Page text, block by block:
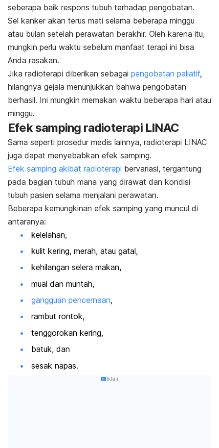
seberapa baik respons tubuh terhadap pengobatan.
Sel kanker akan terus mati selama beberapa minggu
atau bulan setelah perawatan berakhir. Oleh karena itu,
mungkin perlu waktu sebelum manfaat terapi ini bisa
Anda rasakan.
Jika radioterapi diberikan sebagai pengobatan paliatif,
hilangnya gejala menunjukkan bahwa pengobatan
berhasil. Ini mungkin memakan waktu beberapa hari atau
minggu.
Efek samping radioterapi LINAC
Sama seperti prosedur medis lainnya, radioterapi LINAC
juga dapat menyebabkan efek samping.
Efek samping akibat radioterapi bervariasi, tergantung
pada bagian tubuh mana yang dirawat dan kondisi
tubuh pasien selama menjalani perawatan.
Beberapa kemungkinan efek samping yang muncul di
antaranya:
kelelahan,
kulit kering, merah, atau gatal,
kehilangan selera makan,
mual dan muntah,
gangguan pencernaan,
rambut rontok,
tenggorokan kering,
batuk, dan
sesak napas.
Iklan